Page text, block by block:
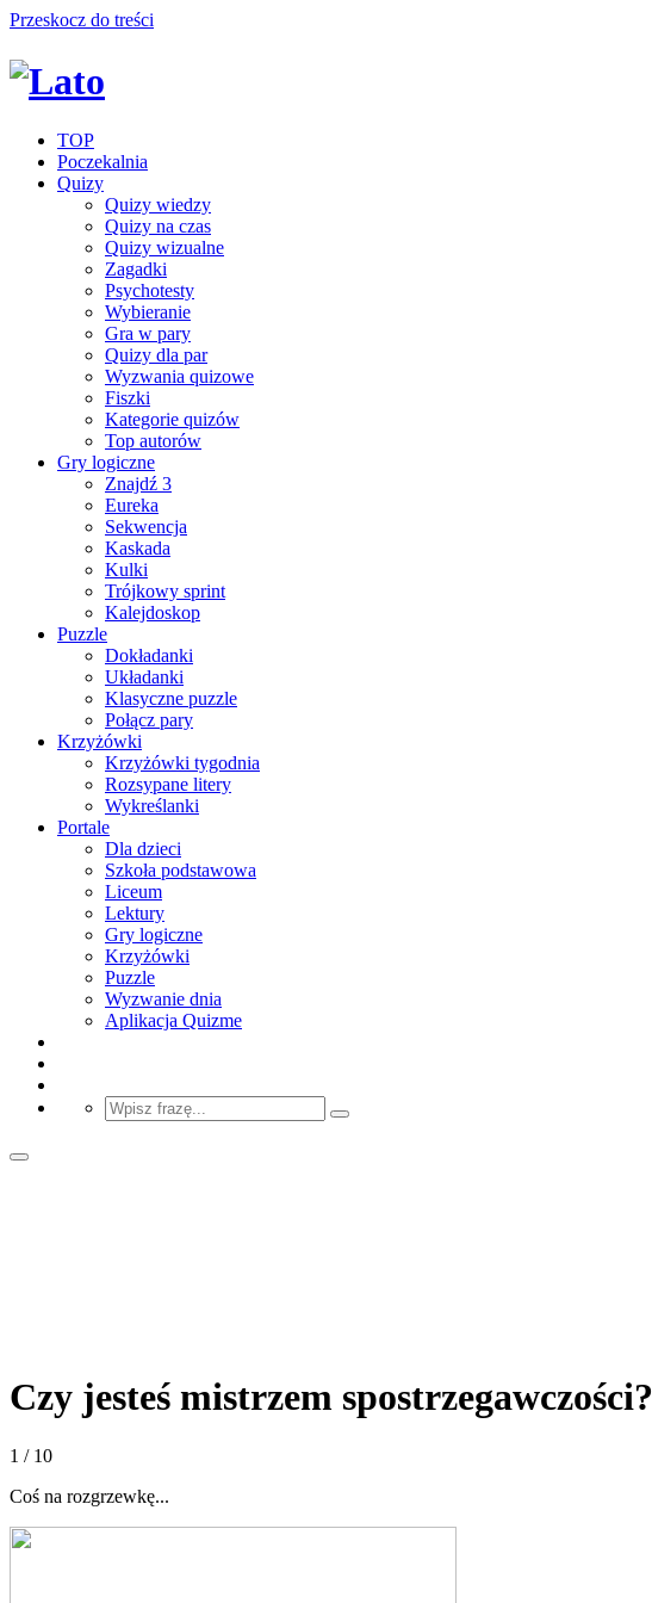
Przeskocz do treści
TOP
Poczekalnia
Quizy
Quizy wiedzy
Quizy na czas
Quizy wizualne
Zagadki
Psychotesty
Wybieranie
Gra w pary
Quizy dla par
Wyzwania quizowe
Fiszki
Kategorie quizów
Top autorów
Gry logiczne
Znajdź 3
Eureka
Sekwencja
Kaskada
Kulki
Trójkowy sprint
Kalejdoskop
Puzzle
Dokładanki
Układanki
Klasyczne puzzle
Połącz pary
Krzyżówki
Krzyżówki tygodnia
Rozsypane litery
Wykreślanki
Portale
Dla dzieci
Szkoła podstawowa
Liceum
Lektury
Gry logiczne
Krzyżówki
Puzzle
Wyzwanie dnia
Aplikacja Quizme
Czy jesteś mistrzem spostrzegawczości?
1 / 10
Coś na rozgrzewkę...